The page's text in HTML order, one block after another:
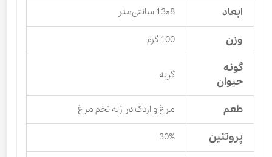
ابعاد 8×13 سانتی‌متر
وزن 100 گرم
گونه
حیوان
گربه
طعم مرغ و اردک در ژله تخم مرغ
پروتئین 30%